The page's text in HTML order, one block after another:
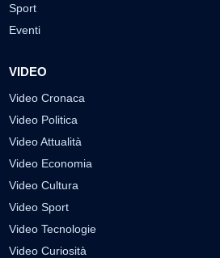
Sport
Eventi
VIDEO
Video Cronaca
Video Politica
Video Attualità
Video Economia
Video Cultura
Video Sport
Video Tecnologie
Video Curiosità